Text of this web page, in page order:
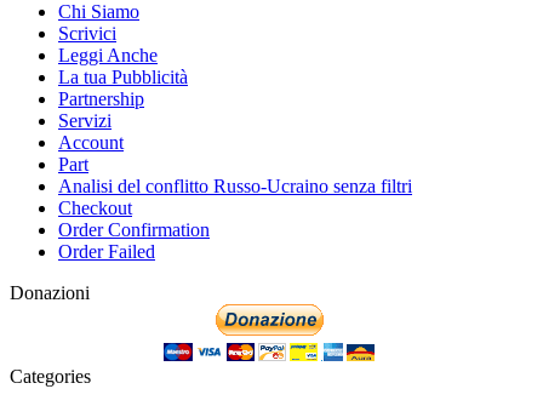
Chi Siamo
Scrivici
Leggi Anche
La tua Pubblicità
Partnership
Servizi
Account
Part
Analisi del conflitto Russo-Ucraino senza filtri
Checkout
Order Confirmation
Order Failed
Donazioni
Categories